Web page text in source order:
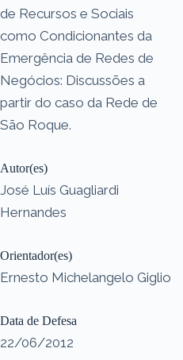
de Recursos e Sociais
como Condicionantes da
Emergência de Redes de
Negócios: Discussões a
partir do caso da Rede de
São Roque.
Autor(es)
José Luís Guagliardi
Hernandes
Orientador(es)
Ernesto Michelangelo Giglio
Data de Defesa
22/06/2012